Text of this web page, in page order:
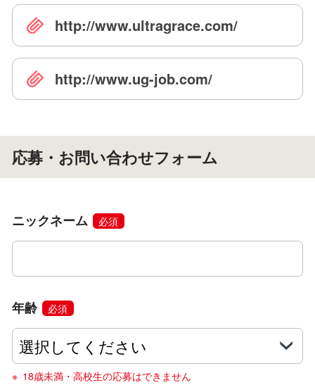
http://www.ultragrace.com/
http://www.ug-job.com/
応募・お問い合わせフォーム
ニックネーム 必須
年齢 必須
18歳未満・高校生の応募はできません